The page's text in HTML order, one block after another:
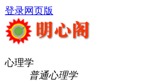
登录网页版
心理学
普通心理学